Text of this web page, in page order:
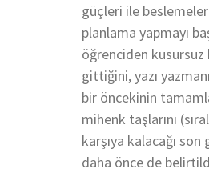
güçleri ile
planlama yapmayı
öğrenciden kusursuz
gittiğini, yazı
bir öncekinin
mihenk taşlarını
karşıya kalacağı
daha önce de